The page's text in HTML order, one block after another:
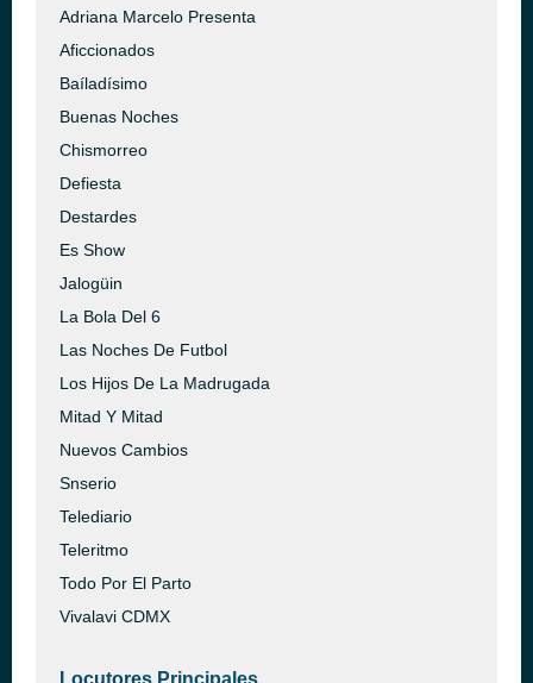
Adriana Marcelo Presenta
Aficcionados
Baíladísimo
Buenas Noches
Chismorreo
Defiesta
Destardes
Es Show
Jalogüin
La Bola Del 6
Las Noches De Futbol
Los Hijos De La Madrugada
Mitad Y Mitad
Nuevos Cambios
Snserio
Telediario
Teleritmo
Todo Por El Parto
Vivalavi CDMX
Locutores Principales